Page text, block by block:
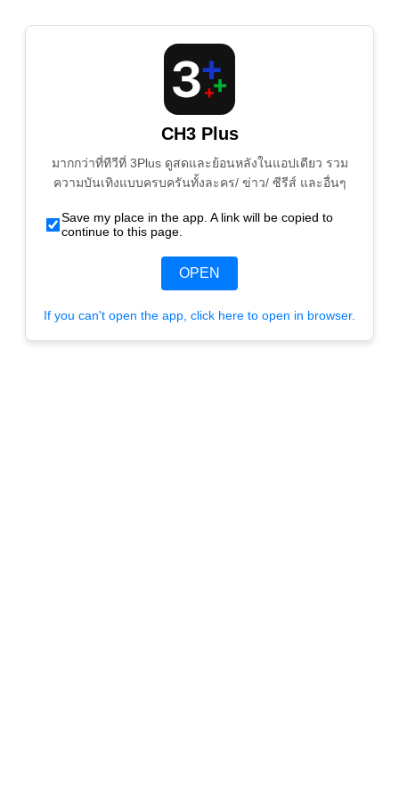
CH3 Plus
มากกว่าที่ทีวีที่ 3Plus ดูสดและย้อนหลังในแอปเดียว รวม
ความบันเทิงแบบครบครันทั้งละคร/ ข่าว/ ซีรีส์ และอื่นๆ
Save my place in the app. A link will be copied to
continue to this page.
OPEN
If you can't open the app, click here to open in browser.